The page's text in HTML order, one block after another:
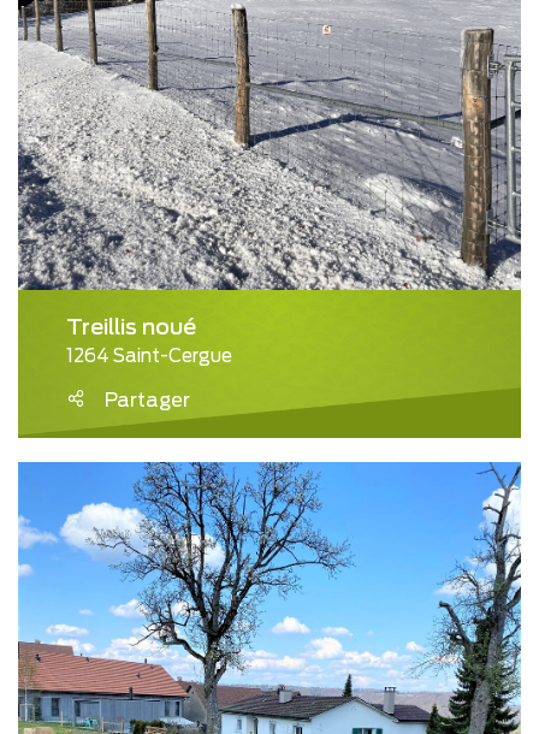
Treillis noué
1264 Saint-Cergue
Partager